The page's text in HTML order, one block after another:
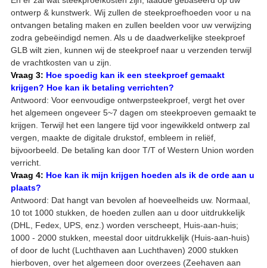
ontwerp & kunstwerk. Wij zullen de steekproefhoeden voor u na
ontvangen betaling maken en zullen beelden voor uw verwijzing
zodra gebeëindigd nemen. Als u de daadwerkelijke steekproef
GLB wilt zien, kunnen wij de steekproef naar u verzenden terwijl
de vrachtkosten van u zijn.
Vraag 3: Hoe spoedig kan ik een steekproef gemaakt
krijgen? Hoe kan ik betaling verrichten?
Antwoord: Voor eenvoudige ontwerpsteekproef, vergt het over
het algemeen ongeveer 5~7 dagen om steekproeven gemaakt te
krijgen. Terwijl het een langere tijd voor ingewikkeld ontwerp zal
vergen, maakte de digitale drukstof, embleem in reliëf,
bijvoorbeeld. De betaling kan door T/T of Western Union worden
verricht.
Vraag 4: Hoe kan ik mijn krijgen hoeden als ik de orde aan u
plaats?
Antwoord: Dat hangt van bevolen af hoeveelheids uw. Normaal,
10 tot 1000 stukken, de hoeden zullen aan u door uitdrukkelijk
(DHL, Fedex, UPS, enz.) worden verscheept, Huis-aan-huis;
1000 - 2000 stukken, meestal door uitdrukkelijk (Huis-aan-huis)
of door de lucht (Luchthaven aan Luchthaven) 2000 stukken
hierboven, over het algemeen door overzees (Zeehaven aan